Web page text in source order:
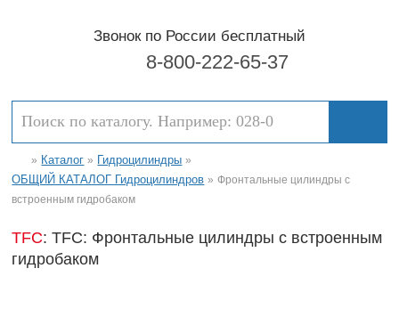
Звонок по России бесплатный
8-800-222-65-37
» Каталог » Гидроцилиндры »
ОБЩИЙ КАТАЛОГ Гидроцилиндров » Фронтальные цилиндры с
встроенным гидробаком
TFC: TFC: Фронтальные цилиндры с встроенным
гидробаком